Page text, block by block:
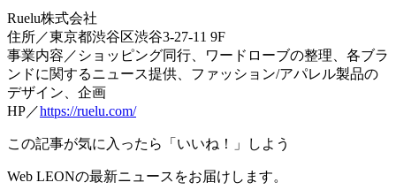
Ruelu株式会社
住所／東京都渋谷区渋谷3-27-11 9F
事業内容／ショッピング同行、ワードローブの整理、各ブラ
ンドに関するニュース提供、ファッション/アパレル製品の
デザイン、企画
HP／https://ruelu.com/
この記事が気に入ったら「いいね！」しよう
Web LEONの最新ニュースをお届けします。